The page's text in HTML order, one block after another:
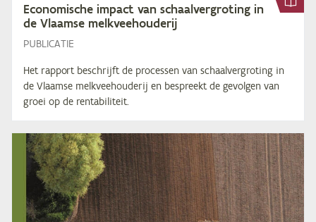
Eco­no­mi­sche im­pact van schaal­ver­gro­ting in
de Vlaam­se melkveehouderij
PUBLICATIE
Het rapport beschrijft de processen van schaalvergroting in
de Vlaamse melkveehouderij en bespreekt de gevolgen van
groei op de rentabiliteit.